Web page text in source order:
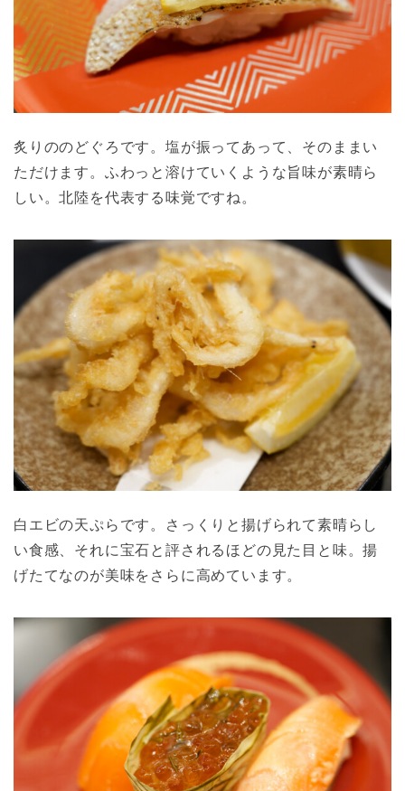
炙りののどぐろです。塩が振ってあって、そのままい
ただけます。ふわっと溶けていくような旨味が素晴ら
しい。北陸を代表する味覚ですね。
白エビの天ぷらです。さっくりと揚げられて素晴らし
い食感、それに宝石と評されるほどの見た目と味。揚
げたてなのが美味をさらに高めています。